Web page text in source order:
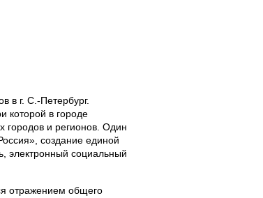
в г. С.-Петербург.
которой в городе
городов и регионов. Один
создание единой
электронный социальный
отражением общего